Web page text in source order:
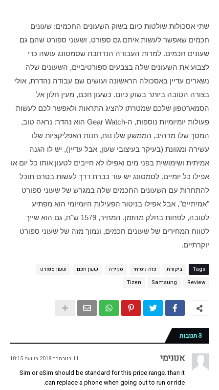
יוקרתיים.
Tags ביקורת כזה ניסיתי סקירה שעון חכם
שעון ספורט
Review
Samsung
Tizen
3 תגובות
אנונימי 11 בנובמבר 2018 בשעה 18:15
Sim or eSim should be standard for this price range. than it
can replace a phone when going out to run or ride.